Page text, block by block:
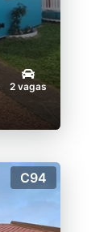
2 vagas
C94